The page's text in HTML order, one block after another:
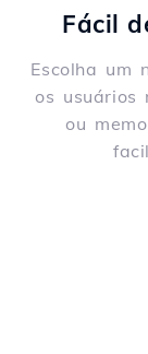
Fácil
Escolha um
os usuários
ou